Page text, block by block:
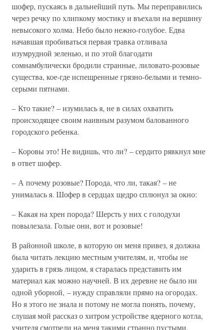
шофер, пускаясь в дальнейший путь. Мы переправились
через речку по хлипкому мостику и въехали на вершину
невысокого холма. Небо было нежно-голубое. Едва
начавшая пробиваться первая травка отливала
изумрудной зеленью, и по этой благодати
сомнамбулически бродили странные, лиловато-розовые
существа, кое-где испещренные грязно-белыми и темно-
серыми пятнами.
– Кто такие? – изумилась я, не в силах охватить
происходящее своим наивным разумом балованного
городского ребенка.
– Коровы это! Не видишь, что ли? – сердито рявкнул мне
в ответ шофер.
– А почему розовые? Порода, что ли, такая? – не
унималась я. Шофер в сердцах щедро сплюнул за окно:
– Какая на хрен порода? Шерсть у них с голодухи
повылезала. Голые они, вот и розовые!
В районной школе, в которую он меня привез, я должна
была читать лекцию местным учителям, и, чтобы не
ударить в грязь лицом, я старалась представить им
материал как можно научней. В их деревне не было ни
одной уборной, – нужду справляли прямо на огородах.
Но я этого не знала и потому не могла понять, почему,
слушая мой рассказ о хитром устройстве ядерного котла,
учителя смотрели на меня такими странно пустыми,